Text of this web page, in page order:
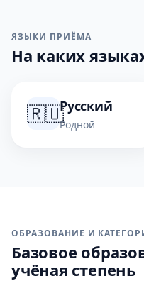
ЯЗЫКИ ПРИЁМА
На каких
🇷🇺Русский
Родной
ОБРАЗОВАНИЕ И
Базовое
учёная степень